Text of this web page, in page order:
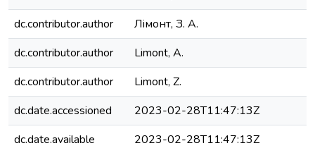
dc.contributor.author
Лімонт, З. А.
dc.contributor.author
Limont, A.
dc.contributor.author
Limont, Z.
dc.date.accessioned
2023-02-28T11:47:13Z
dc.date.available
2023-02-28T11:47:13Z